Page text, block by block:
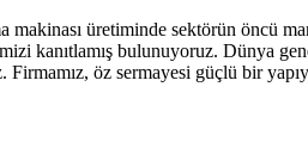
makinası üretiminde sektörün öncü
kanıtlamış bulunuyoruz. Dünya
öz sermayesi güçlü bir